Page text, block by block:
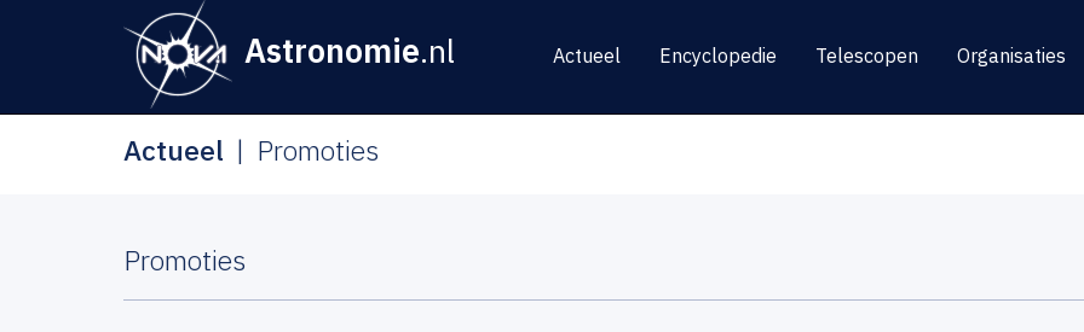
Astronomie.nl Actueel Encyclopedie Telescopen Organisaties
Actueel Promoties
Promoties